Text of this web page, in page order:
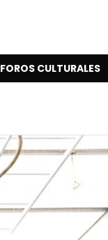
FOROS CULTURALES